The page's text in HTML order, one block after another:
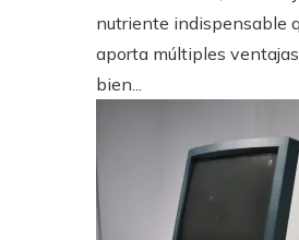
nutriente indispensable
aporta múltiples
bien...